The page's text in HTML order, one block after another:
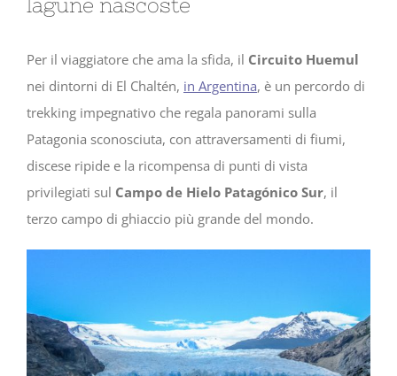
lagune nascoste
Per il viaggiatore che ama la sfida, il Circuito Huemul
nei dintorni di El Chaltén, in Argentina, è un percordo di
trekking impegnativo che regala panorami sulla
Patagonia sconosciuta, con attraversamenti di fiumi,
discese ripide e la ricompensa di punti di vista
privilegiati sul Campo de Hielo Patagónico Sur, il
terzo campo di ghiaccio più grande del mondo.